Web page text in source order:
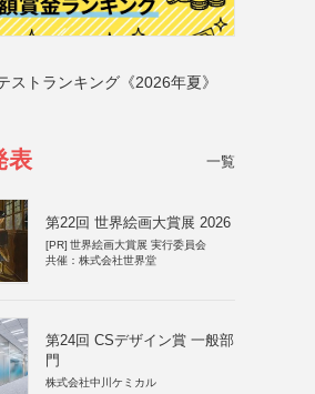
ストランキング《2026年夏》
表 一覧
第22回 世界絵画大賞展 2026
[PR] 世界絵画大賞展 実行委員会
共催：株式会社世界堂
第24回 CSデザイン賞 一般部
門
株式会社中川ケミカル